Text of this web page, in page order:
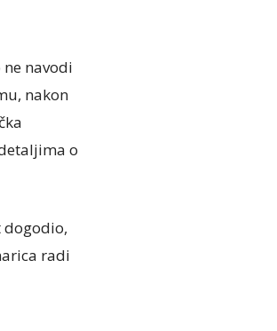
navodi
nakon
o
dogodio,
radi